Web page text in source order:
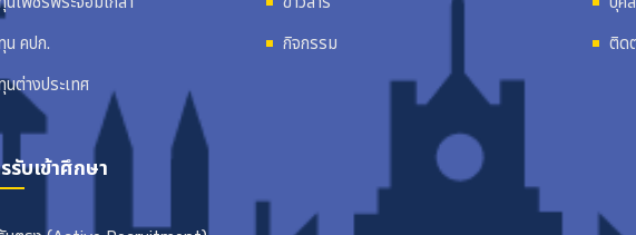
น คปก.
นต่างประเทศ
รับเข้าศึกษา
กิจกรรม ติด